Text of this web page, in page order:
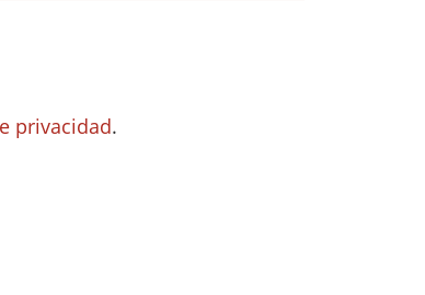
privacidad.